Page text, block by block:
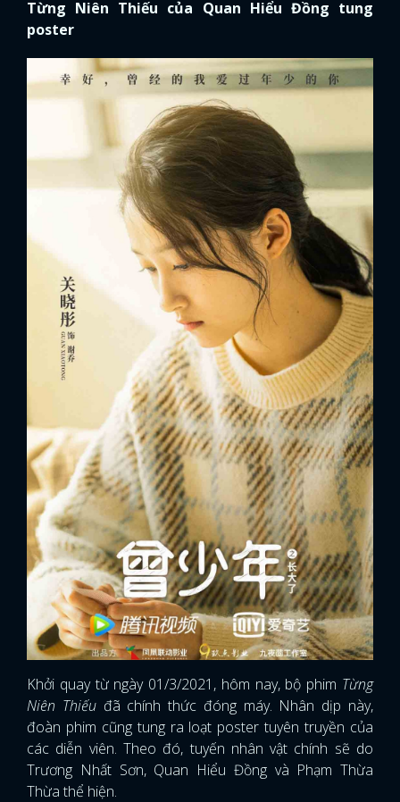
Từng Niên Thiếu của Quan Hiểu Đồng tung
poster
Khởi quay từ ngày 01/3/2021, hôm nay, bộ phim Từng
Niên Thiếuđã chính thức đóng máy. Nhân dịp này,
đoàn phim cũng tung ra loạt poster tuyên truyền của
các diễn viên. Theo đó, tuyến nhân vật chính sẽ do
Trương Nhất Sơn, Quan Hiểu Đồng và Phạm Thừa
Thừa thể hiện.